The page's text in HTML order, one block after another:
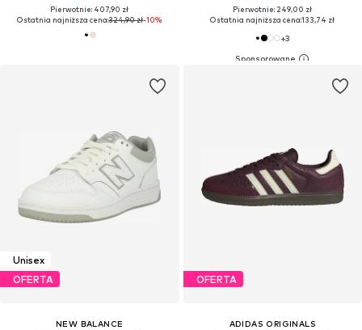
Pierwotnie: 407,90 zł
Ostatnia najniższa cena:324,90 zł-10%
Pierwotnie: 249,00 zł
Ostatnia najniższa cena:133,74 zł
+3
Unisex
OFERTA
NEW BALANCE
OFERTA
ADIDAS ORIGINALS